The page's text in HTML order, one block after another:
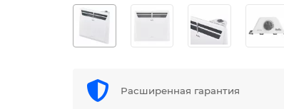
Расширенная гарантия